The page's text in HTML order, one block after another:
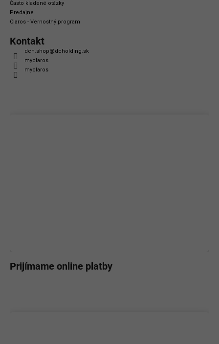
Často kladené otázky
Predajne
Claros - Vernostný program
Kontakt
dch.shop@dcholding.sk
myclaros
myclaros
Prijímame online platby